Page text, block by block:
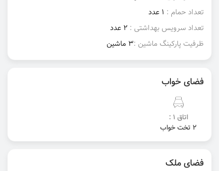
تعداد حمام : 1 عدد
تعداد سرویس بهداشتی : 2 عدد
ظرفیت پارکینگ ماشین :3 ماشین
فضای خواب
اتاق 1 :
2 تخت خواب
فضای ملک